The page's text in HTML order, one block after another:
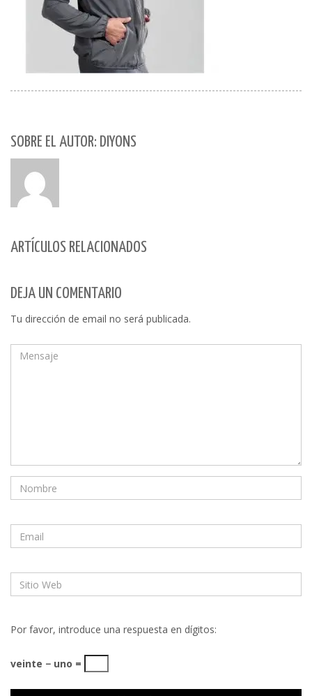
SOBRE EL AUTOR: DIYONS
ARTÍCULOS RELACIONADOS
DEJA UN COMENTARIO
Tu dirección de email no será publicada.
Por favor, introduce una respuesta en dígitos:
veinte − uno =